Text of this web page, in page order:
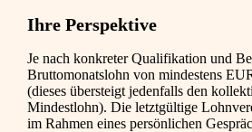
Ihre Perspektive
Je nach konkreter Qualifikation und
Bruttomonatslohn von mindestens
(dieses übersteigt jedenfalls den
Mindestlohn). Die letztgültige
im Rahmen eines persönlichen